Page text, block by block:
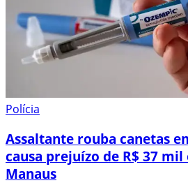
Polícia
Assaltante rouba canetas
causa prejuízo de R$ 37
Manaus